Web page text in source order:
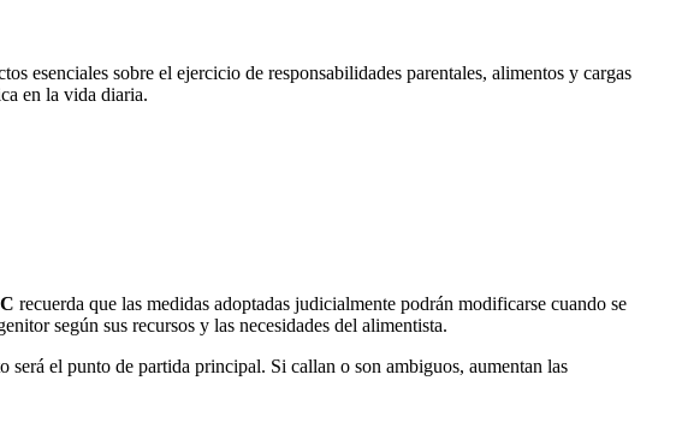
esenciales sobre el ejercicio de responsabilidades parentales, alimentos y cargas
en la vida diaria.
recuerda que las medidas adoptadas judicialmente podrán modificarse cuando se
según sus recursos y las necesidades del alimentista.
el punto de partida principal. Si callan o son ambiguos, aumentan las